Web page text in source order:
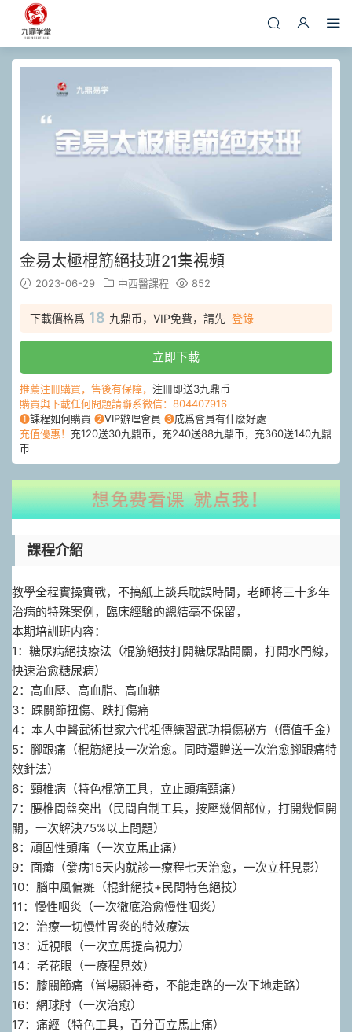
金易太極棍筋絕技班21集視頻
2023-06-29 中西醫課程 852
下載價格爲 18 九鼎币，VIP免費，請先 登錄
立即下載
推薦注冊購買，售後有保障， 注冊即送3九鼎币
購買與下載任何問題請聯系微信：804407916
❶課程如何購買 ❷VIP辦理會員 ❸成爲會員有什麽好處
充值優惠！ 充120送30九鼎币，充240送88九鼎币，充360送140九鼎
币
課程介紹
教學全程實操實戰，不搞紙上談兵耽誤時間，老師将三十多年
治病的特殊案例，臨床經驗的總結毫不保留，
本期培訓班内容：
1：糖尿病絕技療法（棍筋絕技打開糖尿點開關，打開水門線，
快速治愈糖尿病）
2：高血壓、高血脂、高血糖
3：踝關節扭傷、跌打傷痛
4：本人中醫武術世家六代祖傳練習武功損傷秘方（價值千金）
5：腳跟痛（棍筋絕技一次治愈。同時還贈送一次治愈腳跟痛特
效針法）
6：頸椎病（特色棍筋工具，立止頭痛頸痛）
7：腰椎間盤突出（民間自制工具，按壓幾個部位，打開幾個開
關，一次解決75%以上問題）
8：頑固性頭痛（一次立馬止痛）
9：面癱（發病15天内就診一療程七天治愈，一次立杆見影）
10：腦中風偏癱（棍針絕技+民間特色絕技）
11：慢性咽炎（一次徹底治愈慢性咽炎）
12：治療一切慢性胃炎的特效療法
13：近視眼（一次立馬提高視力）
14：老花眼（一療程見效）
15：膝關節痛（當場顯神奇，不能走路的一次下地走路）
16：網球肘（一次治愈）
17：痛經（特色工具，百分百立馬止痛）